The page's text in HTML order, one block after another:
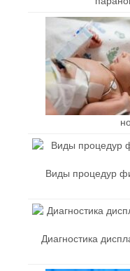
Виды процедур
Диагностика